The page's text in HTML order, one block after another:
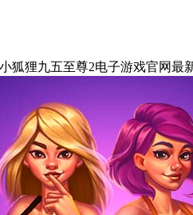
狸九五至尊2电子游戏官网最